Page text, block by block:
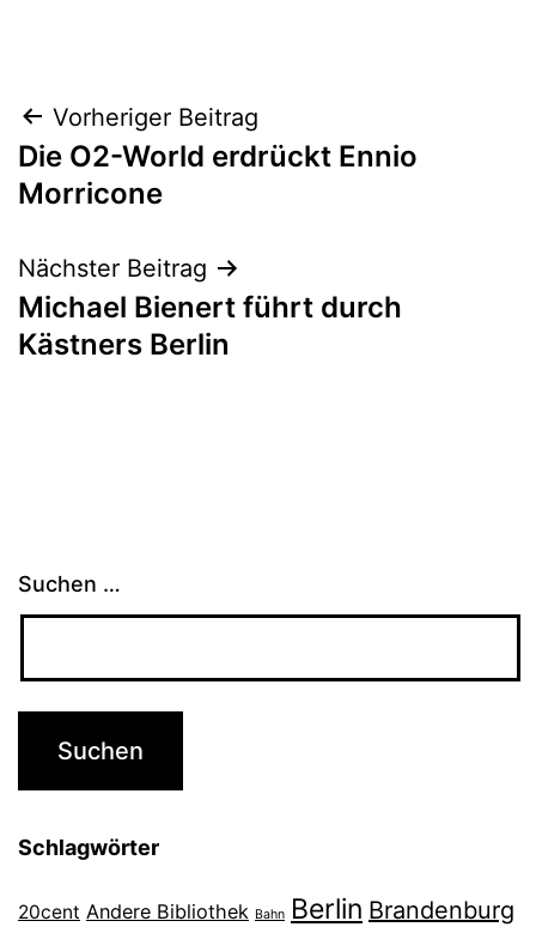
Beitragsnavigation
Vorheriger Beitrag
Die O2-World erdrückt Ennio
Morricone
Nächster Beitrag
Michael Bienert führt durch
Kästners Berlin
Suchen …
Schlagwörter
20cent Andere Bibliothek Bahn Berlin Brandenburg